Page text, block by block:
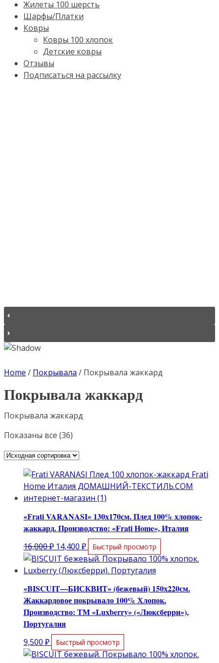
Жилеты 100 шерсть
Шарфы/Платки
Ковры
Ковры 100 хлопок
Детские ковры
Отзывы
Подписаться на рассылку
Home / Покрывала / Покрывала жаккард
Покрывала жаккард
Покрывала жаккард
Показаны все (36)
«Frati VARANASI» 130х170см. Плед 100% хлопок-
жаккард. Производство: «Frati Home», Италия
16,000₽ Первоначальная
цена
составляла
14,400 ₽Текущая
цена:
14,400 ₽.
Быстрый просмотр
«BISCUIT—БИСКВИТ» (бежевый) 150х220см.
Жаккардовое покрывало 100% Хлопок.
Производство: ТМ «Luxberry» («Люксберри»),
Португалия
9,500 ₽ Быстрый просмотр